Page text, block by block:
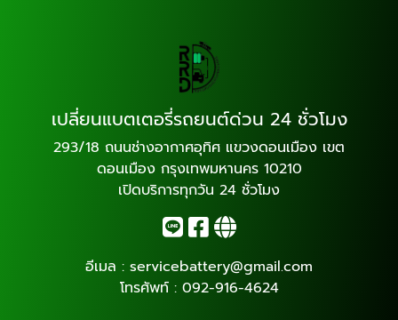
เปลี่ยนแบตเตอรี่รถยนต์ด่วน 24 ชั่วโมง
293/18 ถนนช่างอากาศอุทิศ แขวงดอนเมือง เขต
ดอนเมือง กรุงเทพมหานคร 10210
เปิดบริการทุกวัน 24 ชั่วโมง
อีเมล : servicebattery@gmail.com
โทรศัพท์ : 092-916-4624